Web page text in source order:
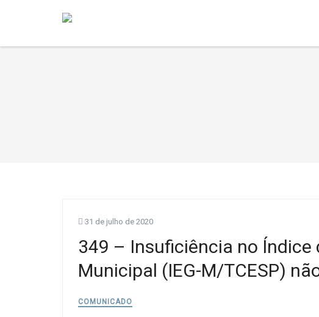
31 de julho de 2020
349 – Insuficiência no Índice
Municipal (IEG-M/TCESP)
COMUNICADO